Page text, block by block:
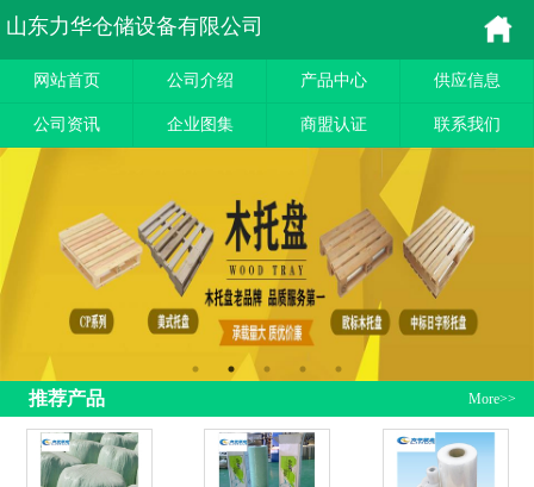
山东力华仓储设备有限公司
网站首页 公司介绍 产品中心 供应信息
公司资讯 企业图集 商盟认证 联系我们
More>>
推荐产品